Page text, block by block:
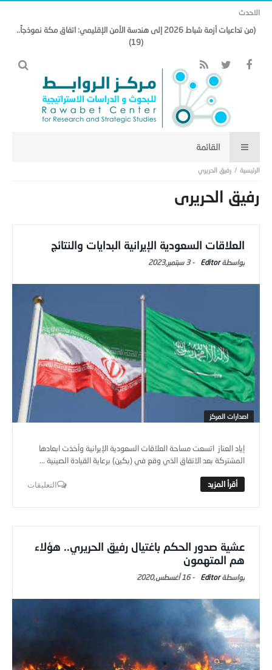
الاحدث
(من تداعيات أزمة شباط 2026 إلى هندسة الأمن الإقليمي: اتفاق مكة نموذجاً..
(19)
رفيق الحريري
رفيق الحريري
العلاقات السعودية الإيرانية البدايات والنتائج
Editor
-3 سبتمبر,2023
اصدارات المركز
إياد العناز اتسعت مساحة العلاقات السعودية الإيرانية وأخذت ابعادها
المشتركة بعد الاتفاق الذي وقع في (بكين) برعاية القيادة الصينية ...
التعليقات
عشية صدور الحكم باغتيال رفيق الحريري.. هؤلاء
هم المتهمون
Editor
-16 أغسطس,2020